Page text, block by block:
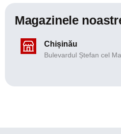
Magazinele
Chișinău
Bulevardul Ștefan cel